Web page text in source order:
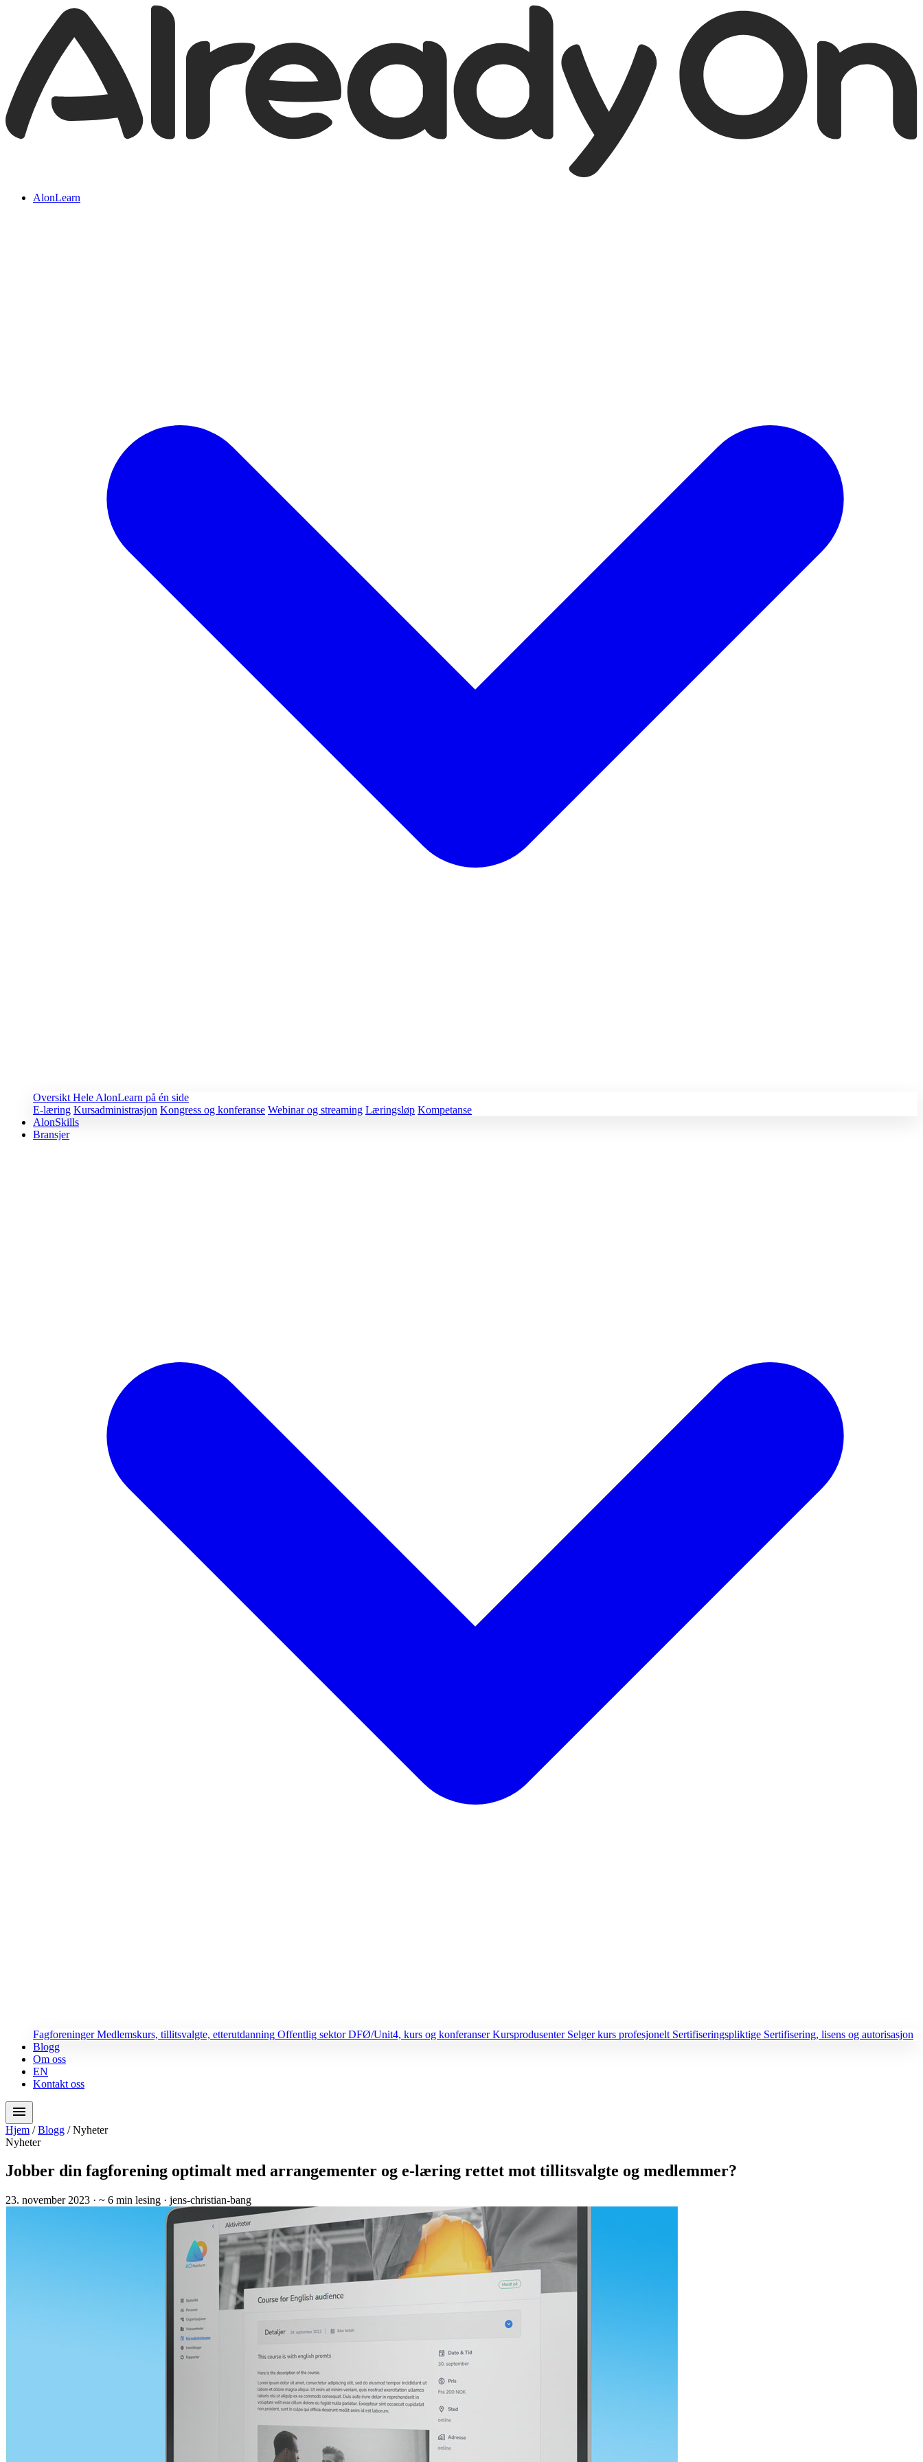
AlonLearn
Oversikt Hele AlonLearn på én side
E-læring Kursadministrasjon Kongress og konferanse Webinar og streaming Læringsløp Kompetanse
AlonSkills
Bransjer
FagforeningerMedlemskurs, tillitsvalgte, etterutdanning Offentlig sektorDFØ/Unit4, kurs og konferanser Kursprodusenter Selger kurs profesjonelt Sertifiseringspliktige Sertifisering, lisens og autorisasjon
Blogg
Om oss
EN
Kontakt oss
menu
Hjem / Blogg / Nyheter
Nyheter
Jobber din fagforening optimalt med arrangementer og e-læring rettet mot tillitsvalgte og medlemmer?
23. november 2023 · ~ 6 min lesing · jens-christian-bang